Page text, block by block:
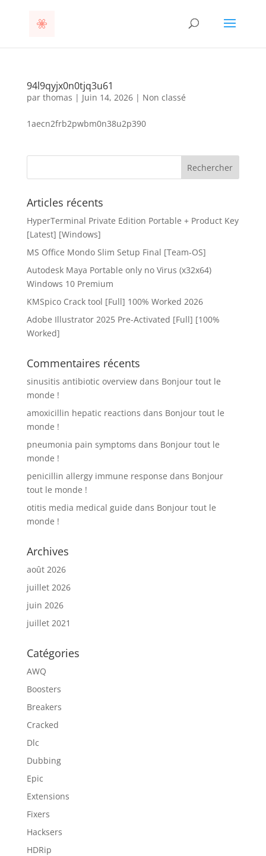
94l9qyjx0n0tjq3u61
par thomas | Juin 14, 2026| Non classé
1aecn2frb2pwbm0n38u2p390
Articles récents
HyperTerminal Private Edition Portable + Product Key
[Latest] [Windows]
MS Office Mondo Slim Setup Final [Team-OS]
Autodesk Maya Portable only no Virus (x32x64)
Windows 10 Premium
KMSpico Crack tool [Full] 100% Worked 2026
Adobe Illustrator 2025 Pre-Activated [Full] [100%
Worked]
Commentaires récents
sinusitis antibiotic overviewdans Bonjour tout le
monde !
amoxicillin hepatic reactions dans Bonjour tout le
monde !
pneumonia pain symptoms dans Bonjour tout le
monde !
penicillin allergy immune response dans Bonjour
tout le monde !
otitis media medical guide dans Bonjour tout le
monde !
Archives
août 2026
juillet 2026
juin 2026
juillet 2021
Catégories
AWQ
Boosters
Breakers
Cracked
Dlc
Dubbing
Epic
Extensions
Fixers
Hacksers
HDRip